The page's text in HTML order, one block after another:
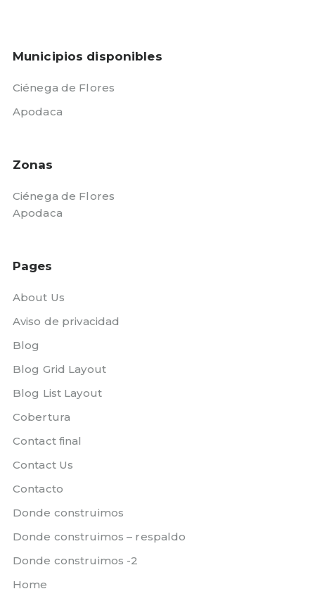
Municipios disponibles
Ciénega de Flores
Apodaca
Zonas
Ciénega de Flores
Apodaca
Pages
About Us
Aviso de privacidad
Blog
Blog Grid Layout
Blog List Layout
Cobertura
Contact final
Contact Us
Contacto
Donde construimos
Donde construimos – respaldo
Donde construimos -2
Home